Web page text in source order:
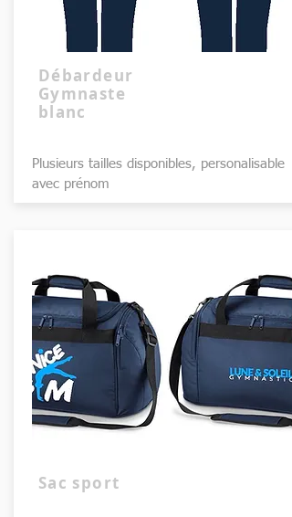
Débardeur
Gymnaste
blanc
Plusieurs tailles disponibles, personalisable
avec prénom
Sac sport